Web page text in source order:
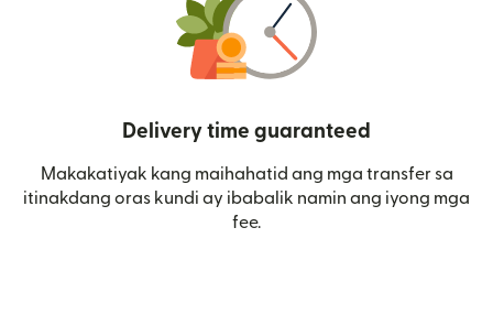
Delivery time guaranteed
Makakatiyak kang maihahatid ang mga transfer sa
itinakdang oras kundi ay ibabalik namin ang iyong mga
fee.